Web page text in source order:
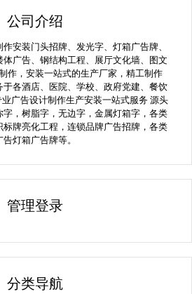
公司介绍
安装门头招牌、发光字、灯箱广告牌、
广告、钢结构工程、展厅文化墙、图文
作，安装一站式的生产厂家，精工制作
各酒店、医院、学校、政府党建、餐饮
广告设计制作生产安装一站式服务 源头
，树脂字，无边字，金属灯箱字，各类
牌亮化工程，连锁品牌广告招牌，各类
告灯箱广告牌等。
管理登录
分类导航